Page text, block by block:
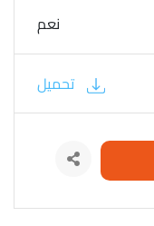
نعم
تحميل